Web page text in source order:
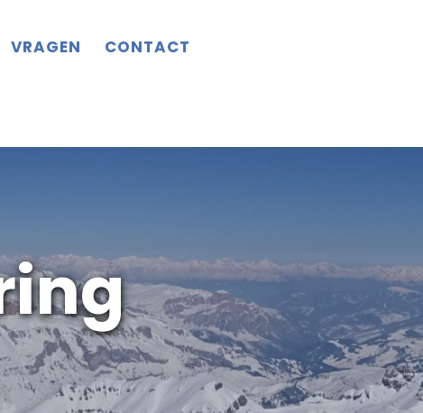
VRAGEN CONTACT